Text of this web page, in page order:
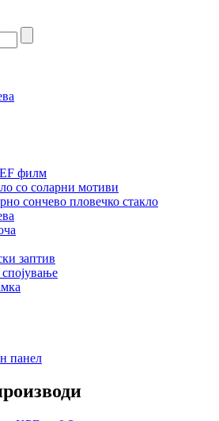
филм
со соларни мотиви
сончево пловечко стакло
заптив
панел